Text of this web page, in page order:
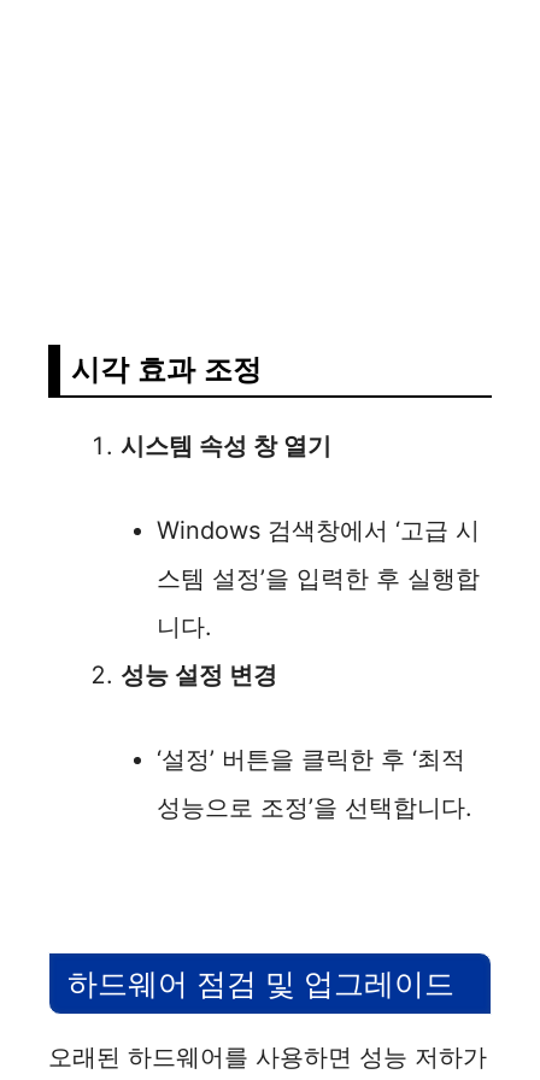
시각 효과 조정
시스템 속성 창 열기
Windows 검색창에서 ‘고급 시
스템 설정’을 입력한 후 실행합
니다.
성능 설정 변경
‘설정’ 버튼을 클릭한 후 ‘최적
성능으로 조정’을 선택합니다.
하드웨어 점검 및 업그레이드
오래된 하드웨어를 사용하면 성능 저하가